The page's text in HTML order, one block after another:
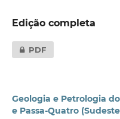
Edição completa
PDF
Geologia e Petrologia
e Passa-Quatro